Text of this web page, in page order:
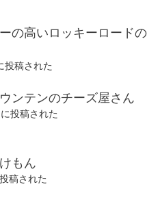
の高いロッキーロードの
投稿された
ンテンのチーズ屋さん
投稿された
もん
稿された